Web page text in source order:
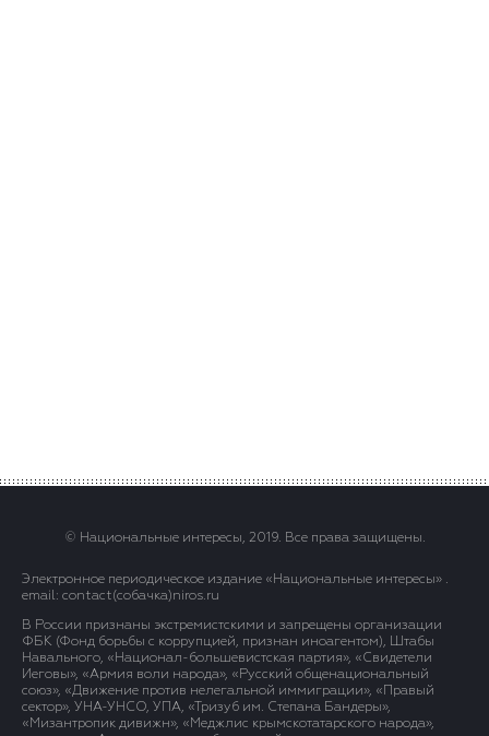
© Национальные интересы, 2019. Все права защищены.
Электронное периодическое издание «Национальные интересы» .
email: contact(сoбaчка)niros.ru
В России признаны экстремистскими и запрещены организации
ФБК (Фонд борьбы с коррупцией, признан иноагентом), Штабы
Навального, «Национал-большевистская партия», «Свидетели
Иеговы», «Армия воли народа», «Русский общенациональный
союз», «Движение против нелегальной иммиграции», «Правый
сектор», УНА-УНСО, УПА, «Тризуб им. Степана Бандеры»,
«Мизантропик дивижн», «Меджлис крымскотатарского народа»,